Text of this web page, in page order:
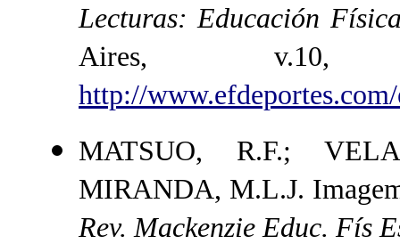
Lecturas: Educación
Aires,
http://
MATSUO, R.F.;
MIRANDA, M.L.J.
Rev. Mackenzie Educ. Fís